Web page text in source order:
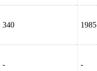
340 1985
- -